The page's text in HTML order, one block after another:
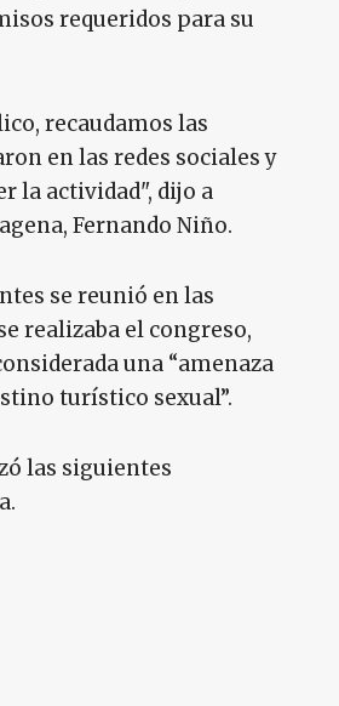
requeridos para su
recaudamos las
en las redes sociales y
la actividad", dijo a
Fernando Niño.
se reunió en las
realizaba el congreso,
una “amenaza
turístico sexual”.
las siguientes